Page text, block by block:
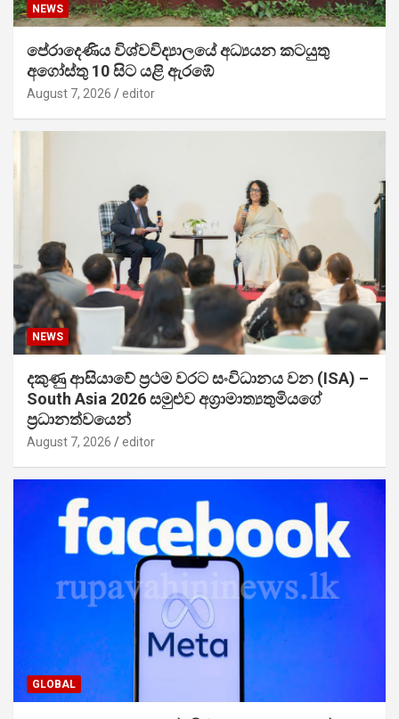
NEWS
පේරාදෙණිය විශ්වවිද්‍යාලයේ අධ්‍යයන කටයුතු
අගෝස්තු 10 සිට යළි ඇරඹේ
August 7, 2026 editor
NEWS
දකුණු ආසියාවේ ප්‍රථම වරට සංවිධානය වන (ISA) –
South Asia 2026 සමුළුව අග්‍රාමාත්‍යතුමියගේ
ප්‍රධානත්වයෙන්
August 7, 2026 editor
GLOBAL